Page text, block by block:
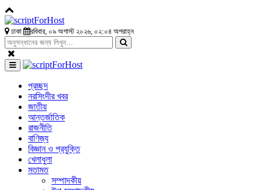
ঢাকা রবিবার, ০৯ অগাস্ট ২০২৬, ০২:০৪ অপরাহ্ন
প্রচ্ছদ
নরসিংদীর খবর
জাতীয়
আন্তর্জাতিক
রাজনীতি
বাণিজ্য
বিজ্ঞান ও প্রযুক্তি
খেলাধুলা
মতামত
সম্পাদকীয়